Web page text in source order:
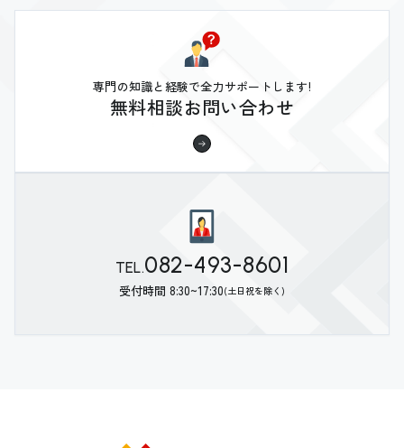
TEL.082-493-8601
受付時間 8:30~17:30(土日祝を除く)
専門の知識と経験で全力サポートします!
無料相談お問い合わせ